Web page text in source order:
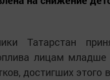
Татарстан
лицам
достигших